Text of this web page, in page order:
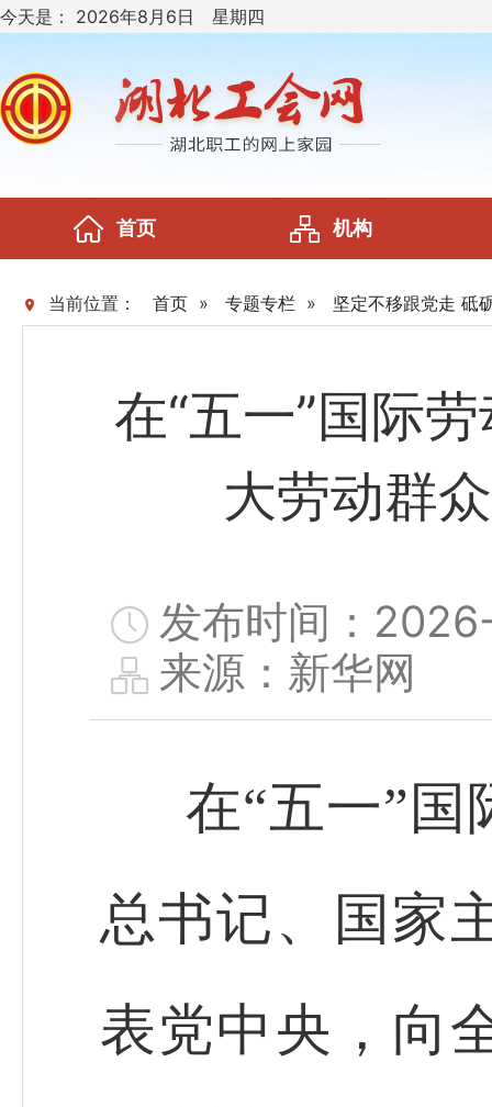
今天是： 2026年8月6日 星期四
首页 机构
当前位置： 首页 » 专题专栏 » 坚定不移跟党走 砥
在“五一”国际
大劳动群
发布时间：
来源：新华网
在“五一”
总书记、国家
表党中央，向